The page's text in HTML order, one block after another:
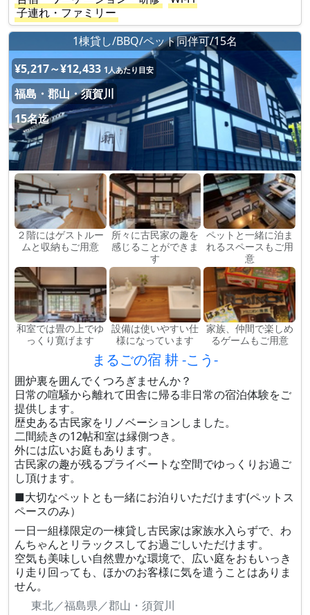
子連れ・ファミリー
1棟貸し/BBQ/ペット同伴可/15名
¥5,217～¥12,433 1人あたり目安
福島・郡山・須賀川
15名迄
２階にはゲストルー
ムと収納もご用意
所々に古民家の趣を
感じることができま
す
ペットと一緒に泊ま
れるスペースもご用
意
和室では畳の上でゆ
っくり寛げます
設備は使いやすい仕
様になっています
家族、仲間で楽しめ
るゲームもご用意
まるごの宿 耕 -こう-
囲炉裏を囲んでくつろぎませんか？
日常の喧騒から離れて田舎に帰る非日常の宿泊体験をご
提供します。
歴史ある古民家をリノベーションしました。
二間続きの12帖和室は縁側つき。
外には広いお庭もあります。
古民家の趣が残るプライベートな空間でゆっくりお過ご
し頂けます。
■大切なペットとも一緒にお泊りいただけます(ペットス
ペースのみ）
一日一組様限定の一棟貸し古民家は家族水入らずで、わ
んちゃんとリラックスしてお過ごしいただけます。
空気も美味しい自然豊かな環境で、広い庭をおもいっき
り走り回っても、ほかのお客様に気を遣うことはありま
せん。
東北／福島県／郡山・須賀川